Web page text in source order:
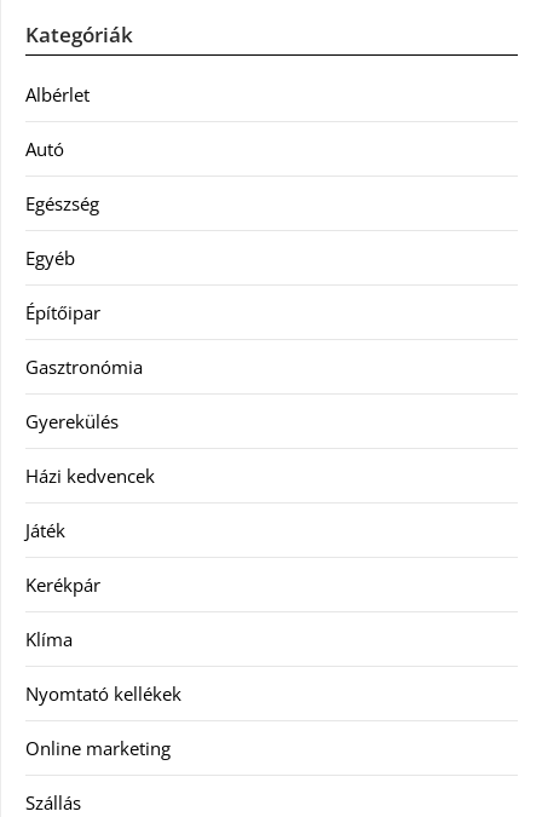
Kategóriák
Albérlet
Autó
Egészség
Egyéb
Építőipar
Gasztronómia
Gyerekülés
Házi kedvencek
Játék
Kerékpár
Klíma
Nyomtató kellékek
Online marketing
Szállás